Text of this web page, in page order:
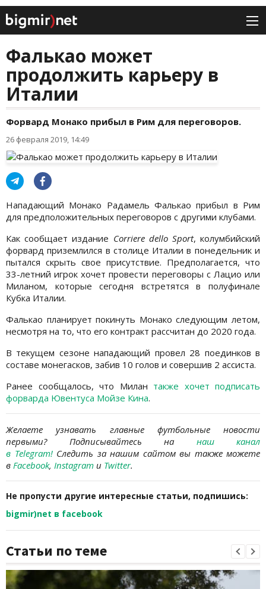
Фалькао может
продолжить карьеру в
Италии
Форвард Монако прибыл в Рим для переговоров.
26 февраля 2019, 14:49
Нападающий Монако Радамель Фалькао прибыл в Рим
для предположительных переговоров с другими клубами.
Как сообщает издание Corriere dello Sport, колумбийский
форвард приземлился в столице Италии в понедельник и
пытался скрыть свое присутствие. Предполагается, что
33-летний игрок хочет провести переговоры с Лацио или
Миланом, которые сегодня встретятся в полуфинале
Кубка Италии.
Фалькао планирует покинуть Монако следующим летом,
несмотря на то, что его контракт рассчитан до 2020 года.
В текущем сезоне нападающий провел 28 поединков в
составе монегасков, забив 10 голов и совершив 2 ассиста.
Ранее сообщалось, что Милан также хочет подписать
форварда Ювентуса Мойзе Кина.
Желаете узнавать
главные футбольные новости
первыми? Подписывайтесь на наш канал
в Telegram!Следить за нашим сайтом вы также можете
в Facebook, Instagram и Twitter.
Не пропусти другие интересные статьи, подпишись:
bigmir)net в facebook
Статьи по теме